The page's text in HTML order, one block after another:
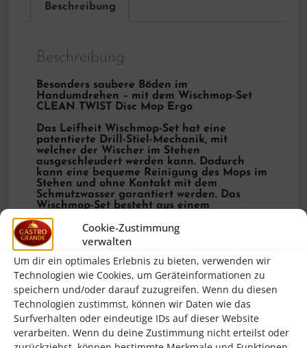
Cookie-Zustimmung
verwalten
Um dir ein optimales Erlebnis zu bieten, verwenden wir
Technologien wie Cookies, um Geräteinformationen zu
speichern und/oder darauf zuzugreifen. Wenn du diesen
Technologien zustimmst, können wir Daten wie das
Surfverhalten oder eindeutige IDs auf dieser Website
verarbeiten. Wenn du deine Zustimmung nicht erteilst oder
Beschreibung
Beschreibung
Besonders saubere Böden im
Handumdrehen – mit dem Wischmop-Set
CLEAN TWIST Disc Mop Ergo
Das Leifheit Wischmop-Set hat eine
patentierte Drill-Stiel-Mechanik, mit
welcher der Wischer im Stehen
ausgeschleudert werden kann. Dadurch
kann eine bequeme Reinigung des Mops im
Stehen und ohne Kontakt mit dem
Schmutzwasser garantiert werden. Das
Wischmop-Set besteht aus einem
Teleskopstiel, einem Eimer mit
Schleudersieb und einem Wischmop Micro
Duo!
Die Vorteile im Überblick
Stiellänge verstellbar: 109 – 140cm
Wischbezug: Micro duo
Eimergröße: 6 Liter